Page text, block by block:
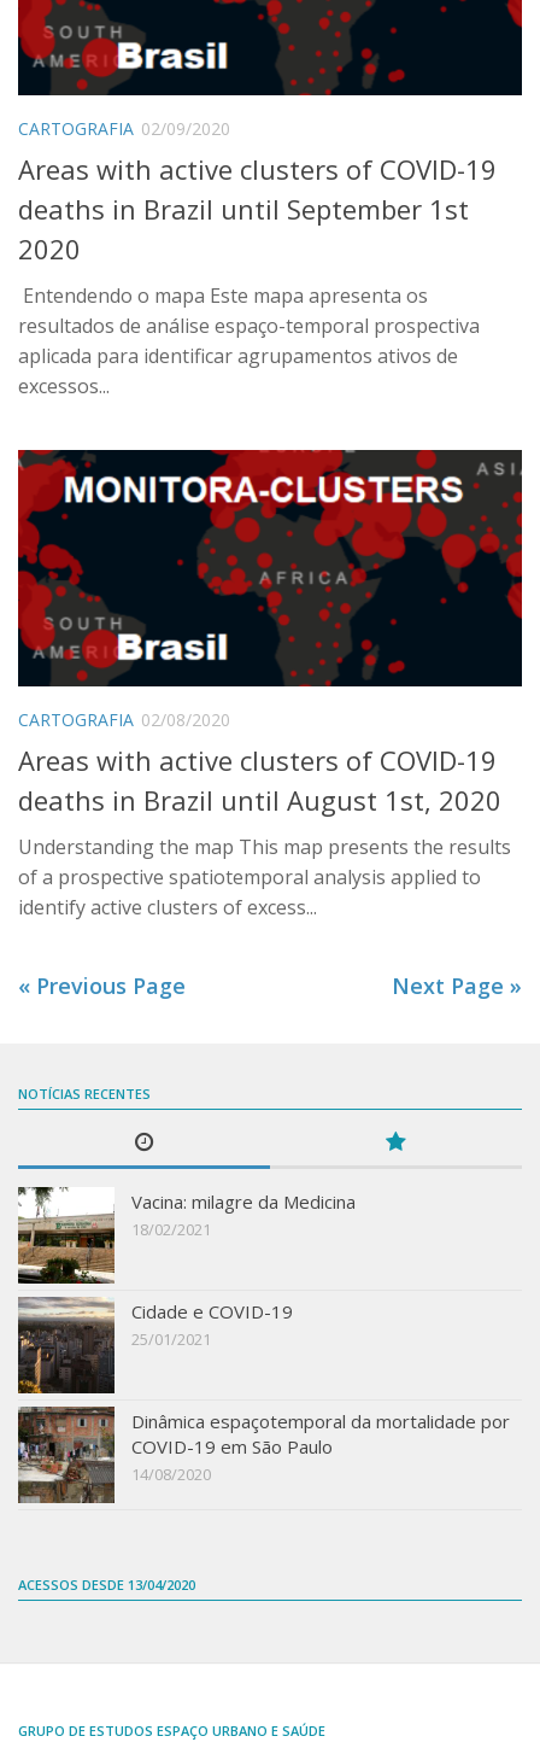
CARTOGRAFIA 02/09/2020
Areas with active clusters of COVID-19
deaths in Brazil until September 1st
2020
Entendendo o mapa Este mapa apresenta os
resultados de análise espaço-temporal prospectiva
aplicada para identificar agrupamentos ativos de
excessos...
CARTOGRAFIA 02/08/2020
Areas with active clusters of COVID-19
deaths in Brazil until August 1st, 2020
Understanding the map This map presents the results
of a prospective spatiotemporal analysis applied to
identify active clusters of excess...
« Previous Page Next Page »
NOTÍCIAS RECENTES
Vacina: milagre da Medicina
18/02/2021
Cidade e COVID-19
25/01/2021
Dinâmica espaçotemporal da mortalidade por
COVID-19 em São Paulo
14/08/2020
ACESSOS DESDE 13/04/2020
GRUPO DE ESTUDOS ESPAÇO URBANO E SAÚDE